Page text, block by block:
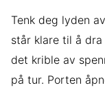
Tenk deg lyden
står klare til å dra
det krible av
på tur. Porten